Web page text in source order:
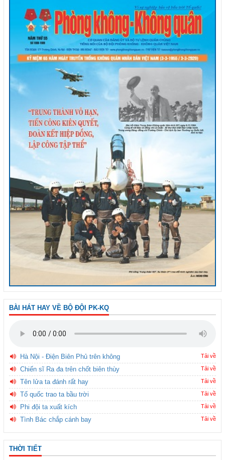
BÀI HÁT HAY VỀ BỘ ĐỘI PK-KQ
Hà Nội - Điện Biên Phủ trên không Tải về
Chiến sĩ Ra đa trên chốt biên thùy Tải về
Tên lửa ta đánh rất hay Tải về
Tổ quốc trao ta bầu trời Tải về
Phi đội ta xuất kích Tải về
Tình Bác chắp cánh bay Tải về
THỜI TIẾT